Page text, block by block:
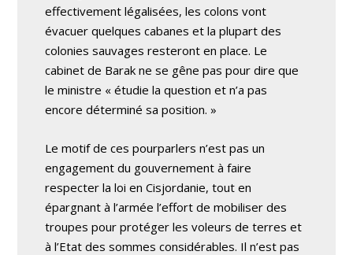
effectivement légalisées, les colons vont
évacuer quelques cabanes et la plupart des
colonies sauvages resteront en place. Le
cabinet de Barak ne se gêne pas pour dire que
le ministre « étudie la question et n’a pas
encore déterminé sa position. »
Le motif de ces pourparlers n’est pas un
engagement du gouvernement à faire
respecter la loi en Cisjordanie, tout en
épargnant à l’armée l’effort de mobiliser des
troupes pour protéger les voleurs de terres et
à l’Etat des sommes considérables. Il n’est pas